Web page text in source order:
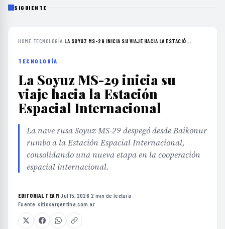
SIGUIENTE
HOME› TECNOLOGÍA›LA SOYUZ MS-29 INICIA SU VIAJE HACIA LA ESTACIÓ...
TECNOLOGÍA
La Soyuz MS-29 inicia su
viaje hacia la Estación
Espacial Internacional
La nave rusa Soyuz MS-29 despegó desde Baikonur
rumbo a la Estación Espacial Internacional,
consolidando una nueva etapa en la cooperación
espacial internacional.
EDITORIAL TEAM·Jul 15, 2026·2 min de lectura·
Fuente: sitiosargentina.com.ar